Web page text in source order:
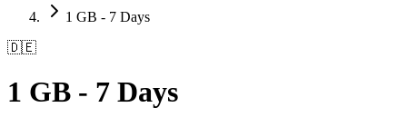
1 GB - 7 Days
🇩🇪
1 GB - 7 Days